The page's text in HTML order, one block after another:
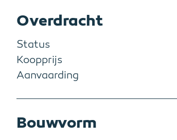
Overdracht
Status
Koopprijs
Aanvaarding
Bouwvorm